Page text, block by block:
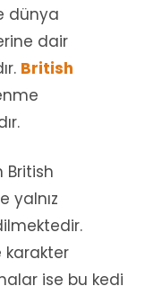
dünya
dair
British
British
yalnız
karakter
ise bu kedi